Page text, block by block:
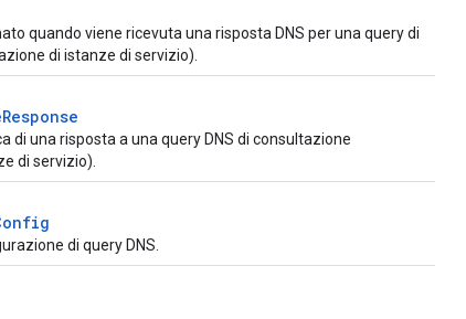
quando viene ricevuta una risposta DNS per una query di
di istanze di servizio).
di una risposta a una query DNS di consultazione
di servizio).
di query DNS.